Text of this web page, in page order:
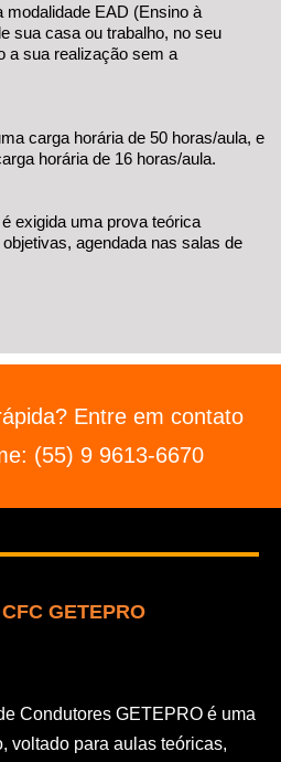
EAD (Ensino à
sua casa ou trabalho, no seu
a sua realização sem a
carga horária de 50 horas/aula, e
horária de 16 horas/aula.
exigida uma prova teórica
agendada nas salas de
Entre em contato
(55) 9 9613-6670
GETEPRO
Condutores GETEPRO é uma
voltado para aulas teóricas,